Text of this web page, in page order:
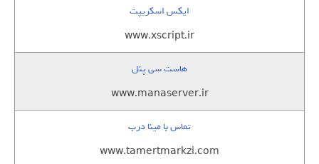
ایکس اسکریپت
www.xscript.ir
هاست سی پنل
www.manaserver.ir
تماس با مینا درب
www.tamertmarkzi.com